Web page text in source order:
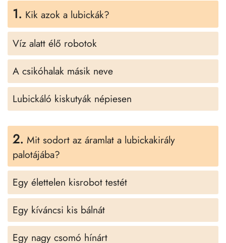
1. Kik azok a lubickák?
Víz alatt élő robotok
A csikóhalak másik neve
Lubickáló kiskutyák népiesen
2. Mit sodort az áramlat a lubickakirály
palotájába?
Egy élettelen kisrobot testét
Egy kíváncsi kis bálnát
Egy nagy csomó hínárt